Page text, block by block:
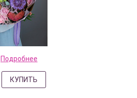
Подробнее
КУПИТЬ